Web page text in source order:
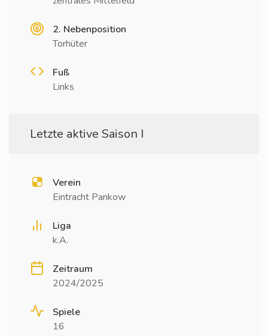
2. Nebenposition
Torhüter
Fuß
Links
Letzte aktive Saison I
Verein
Eintracht Pankow
Liga
k.A.
Zeitraum
2024/2025
Spiele
16